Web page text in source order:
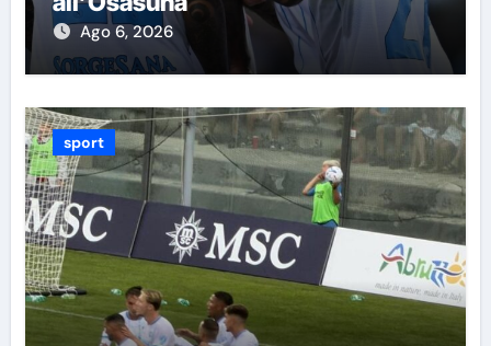
Ago 6, 2026
sport